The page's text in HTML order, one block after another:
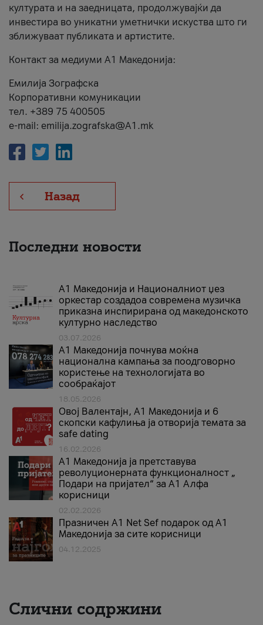
културата и на заедницата, продолжувајќи да
инвестира во уникатни уметнички искуства што ги
зближуваат публиката и артистите.
Контакт за медиуми А1 Македонија:
Емилија Зографска
Корпоративни комуникации
тел. +389 75 400505
e-mail: emilija.zografska@A1.mk
Назад
Последни новости
А1 Македонија и Националниот џез
оркестар создадоа современа музичка
приказна инспирирана од македонското
културно наследство
03.07.2026
A1 Македонија почнува моќна
национална кампања за поодговорно
користење на технологијата во
сообраќајот
18.05.2026
Овој Валентајн, A1 Македонија и 6
скопски кафулиња ја отворија темата за
safe dating
16.02.2026
А1 Македонија ја претставува
револуционерната функционалност „
Подари на пријател“ за А1 Алфа
корисници
02.02.2026
Празничен A1 Net Sеf подарок од А1
Македонија за сите корисници
04.12.2025
Слични содржини